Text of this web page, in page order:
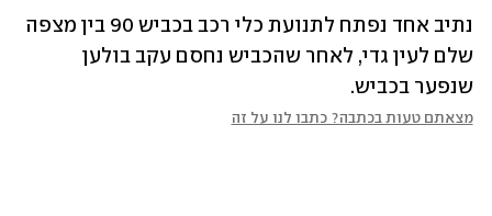
שנפער בכביש.
מצאתם טעות בכתבה? כתבו לנו על זה